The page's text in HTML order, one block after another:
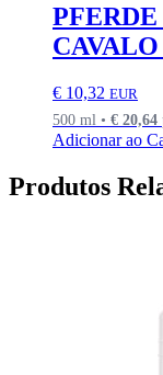
€ 10,32 EUR
500 ml • € 20,64
Adicionar ao
Produtos